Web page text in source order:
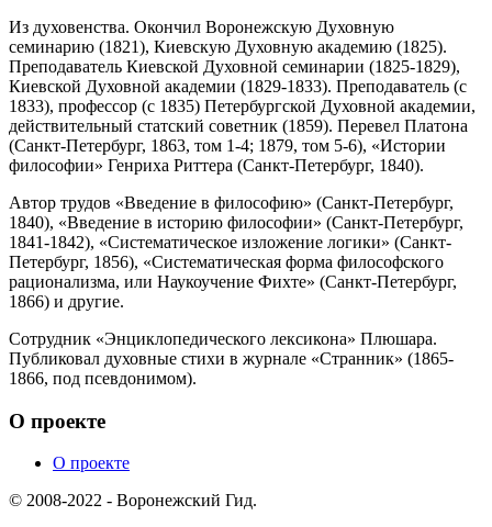
Из духовенства. Окончил Воронежскую Духовную
семинарию (1821), Киевскую Духовную академию (1825).
Преподаватель Киевской Духовной семинарии (1825-1829),
Киевской Духовной академии (1829-1833). Преподаватель (с
1833), профессор (с 1835) Петербургской Духовной академии,
действительный статский советник (1859). Перевел Платона
(Санкт-Петербург, 1863, том 1-4; 1879, том 5-6), «Истории
философии» Генриха Риттера (Санкт-Петербург, 1840).
Автор трудов «Введение в философию» (Санкт-Петербург,
1840), «Введение в историю философии» (Санкт-Петербург,
1841-1842), «Систематическое изложение логики» (Санкт-
Петербург, 1856), «Систематическая форма философского
рационализма, или Наукоучение Фихте» (Санкт-Петербург,
1866) и другие.
Сотрудник «Энциклопедического лексикона» Плюшара.
Публиковал духовные стихи в журнале «Странник» (1865-
1866, под псевдонимом).
О проекте
О проекте
© 2008-2022 - Воронежский Гид.